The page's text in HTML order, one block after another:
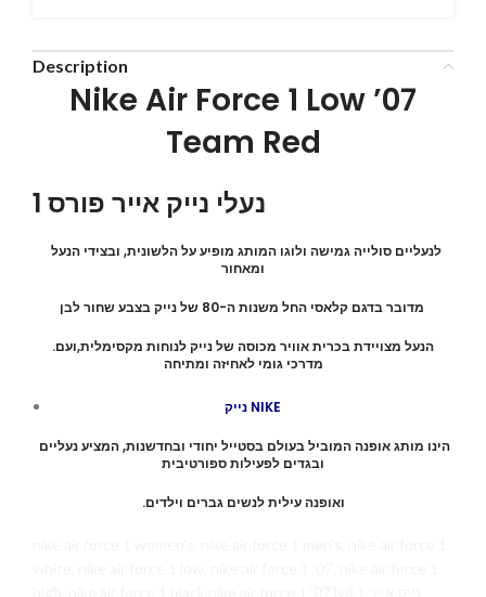
Description
Nike Air Force 1 Low ’07
Team Red
ומאחור
.הנעל מצויידת בכרית אוויר מכוסה של נייק לנוחות מקסימלית,ועם
מדרכי גומי לאחיזה ומתיחה
נייק NIKE
ובגדים לפעילות ספורטיבית
.ואופנה עילית לנשים גברים וילדים